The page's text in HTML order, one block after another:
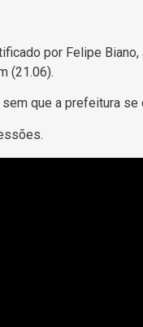
por Felipe
(21.06).
que a prefeitura se